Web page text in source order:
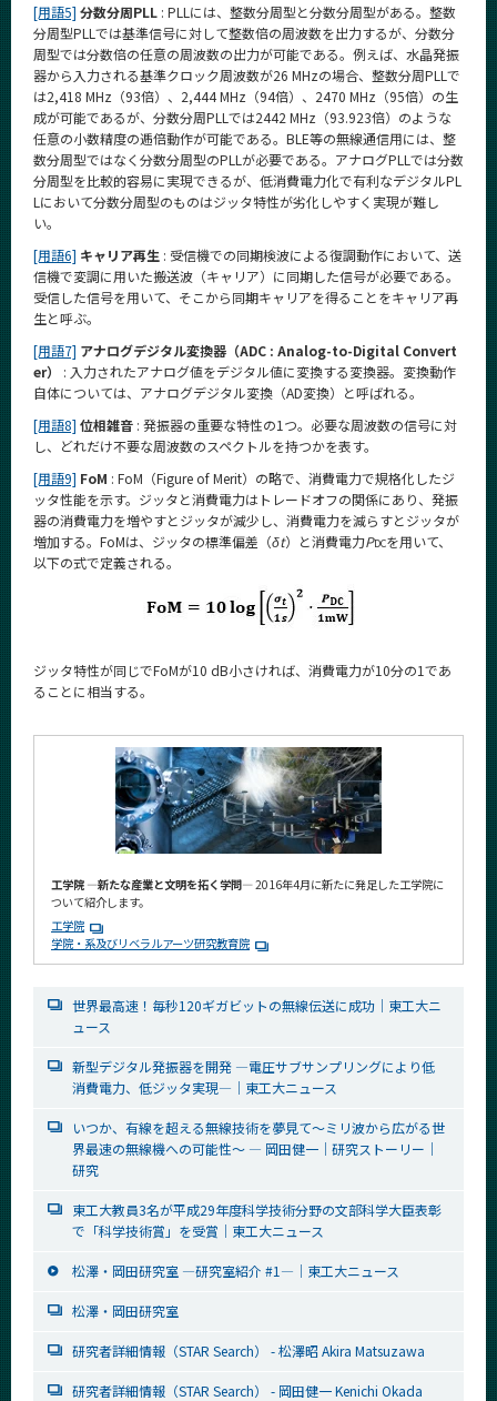
[用語5] 分数分周PLL : PLLには、整数分周型と分数分周型がある。整数
分周型PLLでは基準信号に対して整数倍の周波数を出力するが、分数分
周型では分数倍の任意の周波数の出力が可能である。例えば、水晶発振
器から入力される基準クロック周波数が26 MHzの場合、整数分周PLLで
は2,418 MHz（93倍）、2,444 MHz（94倍）、2470 MHz（95倍）の生
成が可能であるが、分数分周PLLでは2442 MHz（93.923倍）のような
任意の小数精度の逓倍動作が可能である。BLE等の無線通信用には、整
数分周型ではなく分数分周型のPLLが必要である。アナログPLLでは分数
分周型を比較的容易に実現できるが、低消費電力化で有利なデジタルPL
Lにおいて分数分周型のものはジッタ特性が劣化しやすく実現が難し
い。
[用語6] キャリア再生 : 受信機での同期検波による復調動作において、送
信機で変調に用いた搬送波（キャリア）に同期した信号が必要である。
受信した信号を用いて、そこから同期キャリアを得ることをキャリア再
生と呼ぶ。
[用語7] アナログデジタル変換器（ADC : Analog-to-Digital Convert
er）
: 入力されたアナログ値をデジタル値に変換する変換器。変換動作
自体については、アナログデジタル変換（AD変換）と呼ばれる。
[用語8] 位相雑音 : 発振器の重要な特性の1つ。必要な周波数の信号に対
し、どれだけ不要な周波数のスペクトルを持つかを表す。
[用語9] FoM : FoM（Figure of Merit）の略で、消費電力で規格化したジ
ッタ性能を示す。ジッタと消費電力はトレードオフの関係にあり、発振
器の消費電力を増やすとジッタが減少し、消費電力を減らすとジッタが
増加する。FoMは、ジッタの標準偏差（δt）と消費電力PDCを用いて、
以下の式で定義される。
ジッタ特性が同じでFoMが10 dB小さければ、消費電力が10分の1であ
ることに相当する。
工学院 ―新たな産業と文明を拓く学問―2016年4月に新たに発足した工学院に
ついて紹介します。
工学院
学院・系及びリベラルアーツ研究教育院
世界最高速！毎秒120ギガビットの無線伝送に成功│東工大ニ
ュース
新型デジタル発振器を開発 ―電圧サブサンプリングにより低
消費電力、低ジッタ実現―│東工大ニュース
いつか、有線を超える無線技術を夢見て～ミリ波から広がる世
界最速の無線機への可能性～ ― 岡田健一│研究ストーリー｜
研究
東工大教員3名が平成29年度科学技術分野の文部科学大臣表彰
で「科学技術賞」を受賞│東工大ニュース
松澤・岡田研究室 ―研究室紹介 #1―│東工大ニュース
松澤・岡田研究室
研究者詳細情報（STAR Search） - 松澤昭 Akira Matsuzawa
研究者詳細情報（STAR Search） - 岡田健一 Kenichi Okada